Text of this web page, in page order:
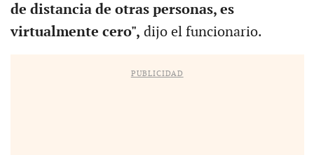
de distancia de otras personas, es
virtualmente cero", dijo el funcionario.
PUBLICIDAD